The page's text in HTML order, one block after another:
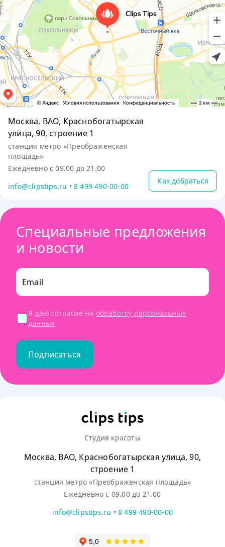
Москва, ВАО, Краснобогатырская
улица, 90, строение 1
станция метро «Преображенская
площадь»
Ежедневно с 09.00 до 21.00
info@clipstips.ru •8 499 490-00-00
Как добраться
Специальные предложения
и новости
Email
Я даю согласие на обработку персональных
данных
Подписаться
Студия красоты
Москва, ВАО, Краснобогатырская улица, 90,
строение 1
станция метро «Преображенская площадь»
Ежедневно с 09.00 до 21.00
info@clipstips.ru • 8 499 490-00-00